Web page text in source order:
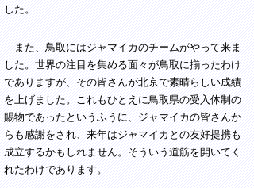
した。
また、鳥取にはジャマイカのチームがやって来ま
した。世界の注目を集める面々が鳥取に揃ったわけ
でありますが、その皆さんが北京で素晴らしい成績
を上げました。これもひとえに鳥取県の受入体制の
賜物であったというふうに、ジャマイカの皆さんか
らも感謝をされ、来年はジャマイカとの友好提携も
成立するかもしれません。そういう道筋を開いてく
れたわけであります。